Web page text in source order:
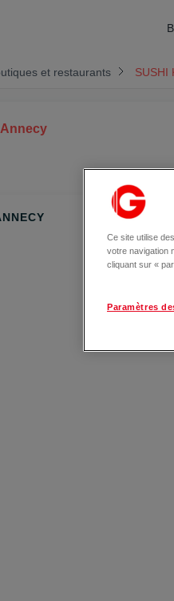
et restaurants SUSHI
Ce site utilise
votre navigation
cliquant sur «
Paramètres